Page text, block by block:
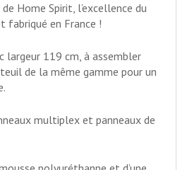
Home Spirit, l’excellence du
fabriqué en France !
largeur 119 cm, à assembler
de la même gamme pour un
multiplex et panneaux de